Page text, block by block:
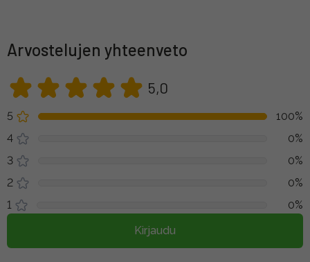
Arvostelujen yhteenveto
5,0
5
100%
4
0%
3
0%
2
0%
1
0%
Kirjaudu